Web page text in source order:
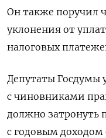
Он также поручил
уклонения от
налоговых
Депутаты Госдумы
с чиновниками
должно
с годовым доходом